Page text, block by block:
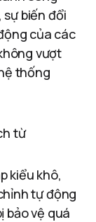
biến đổi
của các
vượt
thống
từ
kiểu khô,
tự động
bảo vệ quá